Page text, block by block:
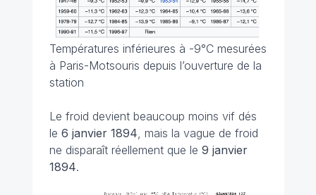
Températures inférieures à -9°C mesurées
à Paris-Motsouris depuis l’ouverture de la
station
Le froid devient beaucoup moins vif dés
le 6 janvier 1894 , mais la vague de froid
ne disparaît réellement que le 9 janvier
1894.